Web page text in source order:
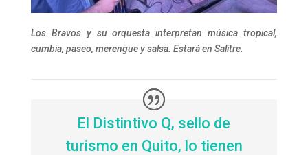
Los Bravos y su orquesta interpretan música tropical,
cumbia, paseo, merengue y salsa. Estará en Salitre.
El Distintivo Q, sello de
turismo en Quito, lo tienen